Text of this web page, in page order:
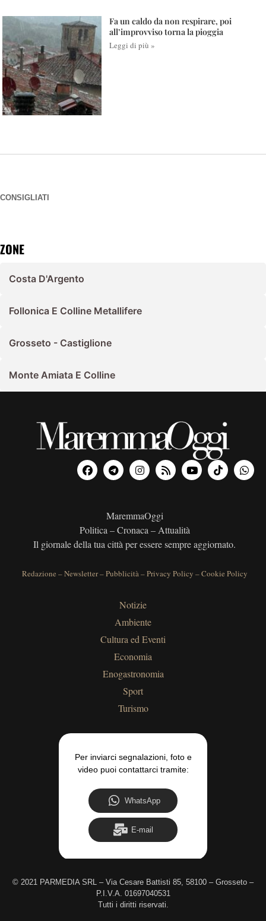
Fa un caldo da non respirare, poi
all’improvviso torna la pioggia
Leggi di più »
CONSIGLIATI
ZONE
Costa D'Argento
Follonica E Colline Metallifere
Grosseto - Castiglione
Monte Amiata E Colline
MaremmaOggi
Politica – Cronaca – Attualità
Il giornale della tua città per essere sempre aggiornato.
Redazione –Newsletter–Pubblicità–Privacy Policy –Cookie Policy
Notizie
Ambiente
Cultura ed Eventi
Economia
Enogastronomia
Sport
Turismo
Per inviarci segnalazioni, foto e
video puoi contattarci tramite:
WhatsApp
E-mail
© 2021 PARMEDIA SRL – Via Cesare Battisti 85, 58100 – Grosseto –
P.I.V.A. 01697040531
Tutti i diritti riservati.